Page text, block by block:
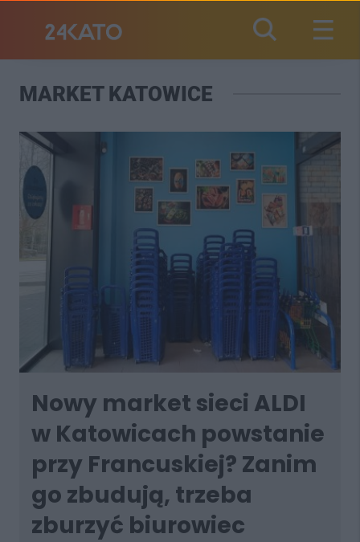
MARKET KATOWICE
Nowy market sieci ALDI
w Katowicach powstanie
przy Francuskiej? Zanim
go zbudują, trzeba
zburzyć biurowiec